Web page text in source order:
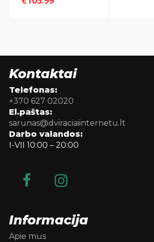
Kontaktai
Telefonas:
+370 627 02020
El.paštas:
sarunas@dviraciaiinternetu.lt
Darbo valandos:
I-VII 10:00 – 20:00
Informacija
Apie mus